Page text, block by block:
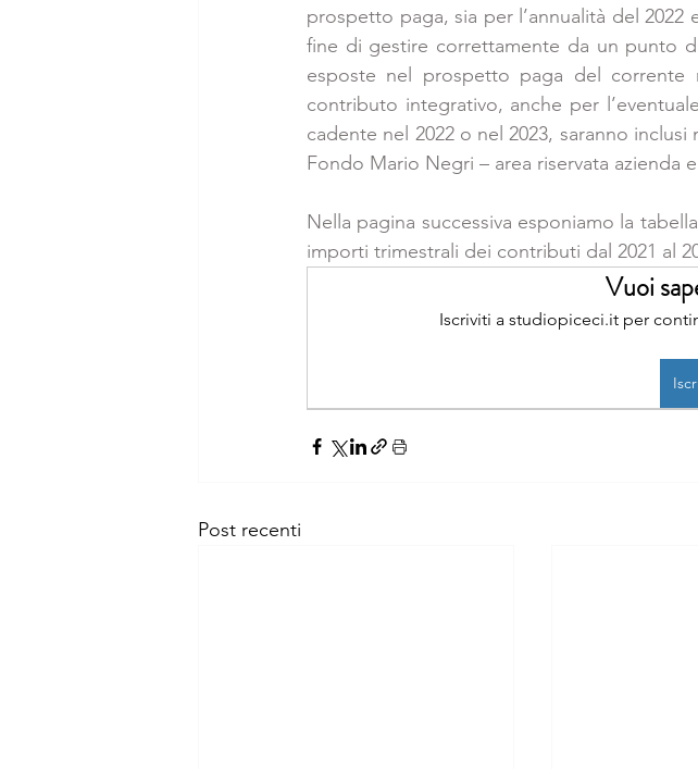
prospetto paga, sia per l’annualità del
fine di gestire correttamente da un punto
esposte nel prospetto paga del
contributo integrativo, anche per
cadente nel 2022 o nel 2023, saranno
Fondo Mario Negri – area riservata azienda
Nella pagina successiva esponiamo la
importi trimestrali dei contributi dal 2021 al
Vuoi
Iscriviti a studiopiceci.it per
Post recenti